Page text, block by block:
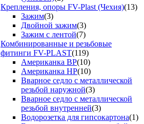
Крепления, опоры FV-Plast (Чехия)(13)
Зажим(3)
Двойной зажим(3)
Зажим с лентой(7)
Комбинированные и резьбовые
фитинги FV-PLAST(119)
Американка ВР(10)
Американка НР(10)
Вварное седло с металлической
резьбой наружной(3)
Вварное седло с металлической
резьбой внутренней(3)
Водорозетка для гипсокартона(1)